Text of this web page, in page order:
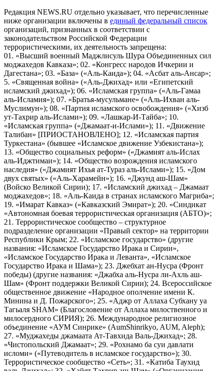
Редакция NEWS.RU отдельно указывает, что перечисленные
ниже организации включены в единый федеральный список
организаций, признанных в соответствии с
законодательством Российской Федерации
террористическими, их деятельность запрещена:
01. «Высший военный Маджлисуль Шура Объединенных сил
моджахедов Кавказа»; 02. «Конгресс народов Ичкерии и
Дагестана»; 03. «База» («Аль-Каида»); 04. «Асбат аль-Ансар»;
5. «Священная война» («Аль-Джихад» или «Египетский
исламский джихад»); 06. «Исламская группа» («Аль-Гамаа
аль-Исламия»); 07. «Братья-мусульмане» («Аль-Ихван аль-
Муслимун»); 08. «Партия исламского освобождения» («Хизб
ут-Тахрир аль-Ислами»); 09. «Лашкар-И-Тайба»; 10.
«Исламская группа» («Джамаат-и-Ислами»); 11. «Движение
Талибан» [ПРИОСТАНОВЛЕНО]; 12. «Исламская партия
Туркестана» (бывшее «Исламское движение Узбекистана»);
13. «Общество социальных реформ» («Джамият аль-Ислах
аль-Иджтимаи»); 14. «Общество возрождения исламского
наследия» («Джамият Ихья ат-Тураз аль-Ислами»); 15. «Дом
двух святых» («Аль-Харамейн»); 16. «Джунд аш-Шам»
(Войско Великой Сирии); 17. «Исламский джихад – Джамаат
моджахедов»; 18. «Аль-Каида в странах исламского Магриба»;
19. «Имарат Кавказ» («Кавказский Эмират»); 20. «Синдикат
«Автономная боевая террористическая организация (АБТО)»;
21. Террористическое сообщество – структурное
подразделение организации «Правый сектор» на территории
Республики Крым; 22. «Исламское государство» (другие
названия: «Исламское Государство Ирака и Сирии»,
«Исламское Государство Ирака и Леванта», «Исламское
Государство Ирака и Шама»); 23. Джебхат ан-Нусра (Фронт
победы) (другие названия: «Джабха аль-Нусра ли-Ахль аш-
Шам» (Фронт поддержки Великой Сирии); 24. Всероссийское
общественное движение «Народное ополчение имени К.
Минина и Д. Пожарского»; 25. «Аджр от Аллаха Субхану уа
Тагьаля SHAM» (Благословение от Аллаха милоственного и
милосердного СИРИЯ); 26. Международное религиозное
объединение «АУМ Синрике» (AumShinrikyo, AUM, Aleph);
27. «Муджахеды джамаата Ат-Тавхида Валь-Джихад»; 28.
«Чистопольский Джамаат»; 29. «Рохнамо ба суи давлати
исломи» («Путеводитель в исламское государство»); 30.
Террористическое сообщество «Сеть»; 31. «Катиба Таухид